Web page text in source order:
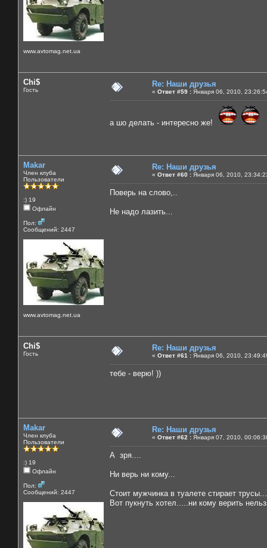
www.avtomag.net.ua
Chi$
Гость
Re: Наши друзья
« Ответ #59 : Января 06, 2010,
а шо делать - интересно же!
Makar
Член клуба
Пользователи
:) 19
Офлайн
Пол:
Сообщений: 2447
www.avtomag.net.ua
Re: Наши друзья
« Ответ #60 : Января 06, 2010,
Поверь на слово,..
Не надо лазить...
Chi$
Гость
Re: Наши друзья
« Ответ #61 : Января 06, 2010,
тебе - верю! ))
Makar
Член клуба
Пользователи
:) 19
Офлайн
Пол:
Сообщений: 2447
Re: Наши друзья
« Ответ #62 : Января 07, 2010,
А зря....
Ни верь ни кому...
Стоит мужчинка в туалете стирает трусы...
Вот пукнуть хотел.....ни кому верить